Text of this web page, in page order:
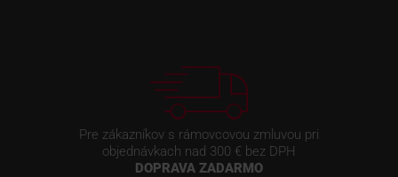
Pre zákazníkov s rámovcovou zmluvou pri
objednávkach nad 300 € bez DPH
DOPRAVA ZADARMO